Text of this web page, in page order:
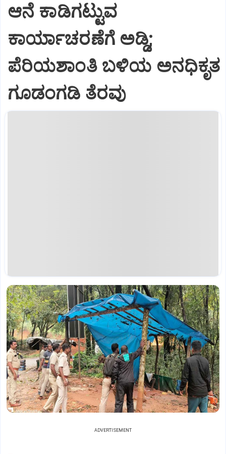
ಆನೆ ಕಾಡಿಗಟ್ಟುವ
ಕಾರ್ಯಾಚರಣೆಗೆ ಅಡ್ಡಿ;
ಪೆರಿಯಶಾಂತಿ ಬಳಿಯ ಅನಧಿಕೃತ
ಗೂಡಂಗಡಿ ತೆರವು
ADVERTISEMENT